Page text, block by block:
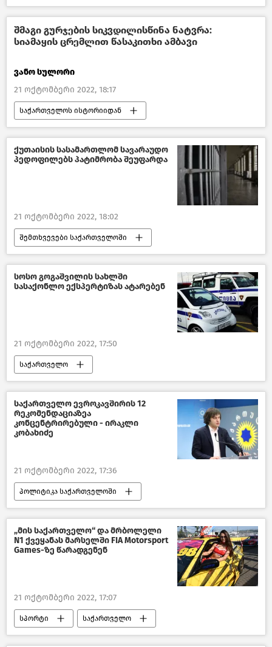
საქართველოს იუსტიციის სამინისტრო
საქართველო
შმაგი გურჯების სიკვდილისწინა ნატვრა:
სიამაყის ცრემლით წასაკითხი ამბავი
ვანო სულორი
21 ოქტომბერი 2022, 18:17
საქართველოს ისტორიიდან
საინტერესო ფაქტები საქართველოსა და ქართველებზე
ქუთაისის სასამართლომ სავარაუდო
პედოფილებს პატიმრობა შეუფარდა
21 ოქტომბერი 2022, 18:02
შემთხვევები საქართველოში
ახალი ამბები საქართველო
საზოგადოება ქუთაისი
სოსო გოგაშვილის სახლში
სასაქონლო ექსპერტიზას ატარებენ
21 ოქტომბერი 2022, 17:50
საქართველო
კრიმინალი საქართველოში
გახმაურებული სასამართლო პროცესები
საზოგადოება ახალი ამბები
საქართველო ევროკავშირის 12
რეკომენდაციაზეა
კონცენტრირებული - ირაკლი
კობახიძე
21 ოქტომბერი 2022, 17:36
პოლიტიკა საქართველოში
საქართველო-ევროკავშირის ურთიერთობები
საქართველო ახალი ამბები
„მის საქართველო“ და მრბოლელი
N1 ქვეყანას მარსელში FIA Motorsport
Games-ზე წარადგენენ
21 ოქტომბერი 2022, 17:07
სპორტი საქართველო
საფრანგეთი ახალი ამბები